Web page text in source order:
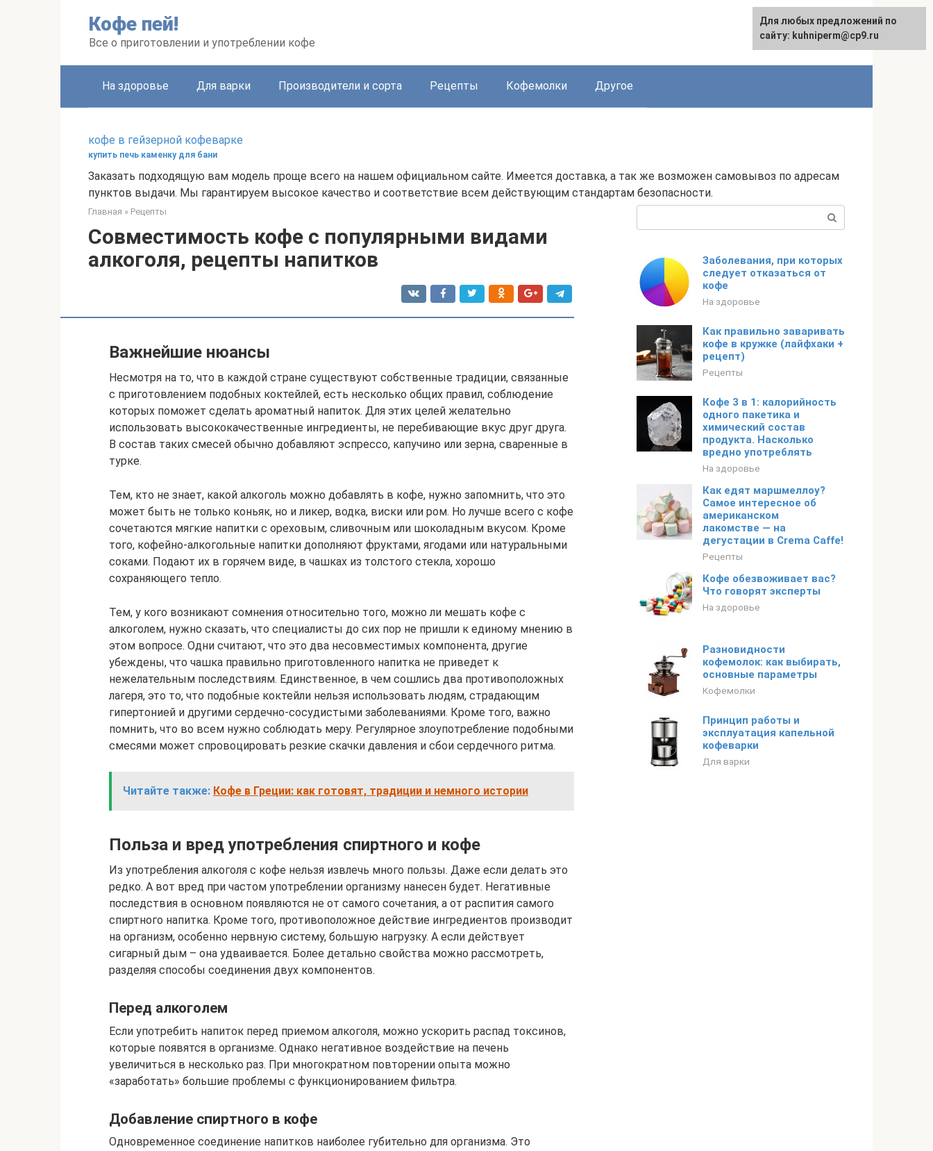
Кофе пей!
Все о приготовлении и употреблении кофе
На здоровье Для варки Производители и сорта Рецепты Кофемолки Другое
кофе в гейзерной кофеварке
купить печь каменку для бани
Заказать подходящую вам модель проще всего на нашем официальном сайте. Имеется доставка, а так же возможен самовывоз по адресам
пунктов выдачи. Мы гарантируем высокое качество и соответствие всем действующим стандартам безопасности.
Главная » Рецепты
Совместимость кофе с популярными видами
алкоголя, рецепты напитков
Важнейшие нюансы
Несмотря на то, что в каждой стране существуют собственные традиции, связанные
с приготовлением подобных коктейлей, есть несколько общих правил, соблюдение
которых поможет сделать ароматный напиток. Для этих целей желательно
использовать высококачественные ингредиенты, не перебивающие вкус друг друга.
В состав таких смесей обычно добавляют эспрессо, капучино или зерна, сваренные в
турке.
Тем, кто не знает, какой алкоголь можно добавлять в кофе, нужно запомнить, что это
может быть не только коньяк, но и ликер, водка, виски или ром. Но лучше всего с кофе
сочетаются мягкие напитки с ореховым, сливочным или шоколадным вкусом. Кроме
того, кофейно-алкогольные напитки дополняют фруктами, ягодами или натуральными
соками. Подают их в горячем виде, в чашках из толстого стекла, хорошо
сохраняющего тепло.
Тем, у кого возникают сомнения относительно того, можно ли мешать кофе с
алкоголем, нужно сказать, что специалисты до сих пор не пришли к единому мнению в
этом вопросе. Одни считают, что это два несовместимых компонента, другие
убеждены, что чашка правильно приготовленного напитка не приведет к
нежелательным последствиям. Единственное, в чем сошлись два противоположных
лагеря, это то, что подобные коктейли нельзя использовать людям, страдающим
гипертонией и другими сердечно-сосудистыми заболеваниями. Кроме того, важно
помнить, что во всем нужно соблюдать меру. Регулярное злоупотребление подобными
смесями может спровоцировать резкие скачки давления и сбои сердечного ритма.
Читайте также: Кофе в Греции: как готовят, традиции и немного истории
Польза и вред употребления спиртного и кофе
Из употребления алкоголя с кофе нельзя извлечь много пользы. Даже если делать это
редко. А вот вред при частом употреблении организму нанесен будет. Негативные
последствия в основном появляются не от самого сочетания, а от распития самого
спиртного напитка. Кроме того, противоположное действие ингредиентов производит
на организм, особенно нервную систему, большую нагрузку. А если действует
сигарный дым – она удваивается. Более детально свойства можно рассмотреть,
разделяя способы соединения двух компонентов.
Перед алкоголем
Если употребить напиток перед приемом алкоголя, можно ускорить распад токсинов,
которые появятся в организме. Однако негативное воздействие на печень
увеличиться в несколько раз. При многократном повторении опыта можно
«заработать» большие проблемы с функционированием фильтра.
Добавление спиртного в кофе
Одновременное соединение напитков наиболее губительно для организма. Это
Заболевания, при которых
следует отказаться от
кофе
На здоровье
Как правильно заваривать
кофе в кружке (лайфхаки +
рецепт)
Рецепты
Кофе 3 в 1: калорийность
одного пакетика и
химический состав
продукта. Насколько
вредно употреблять
На здоровье
Как едят маршмеллоу?
Cамое интересное об
американском
лакомстве — на
дегустации в Crema Caffe!
Рецепты
Кофе обезвоживает вас?
Что говорят эксперты
На здоровье
Разновидности
кофемолок: как выбирать,
основные параметры
Кофемолки
Принцип работы и
эксплуатация капельной
кофеварки
Для варки
Для любых предложений по
сайту: kuhniperm@cp9.ru